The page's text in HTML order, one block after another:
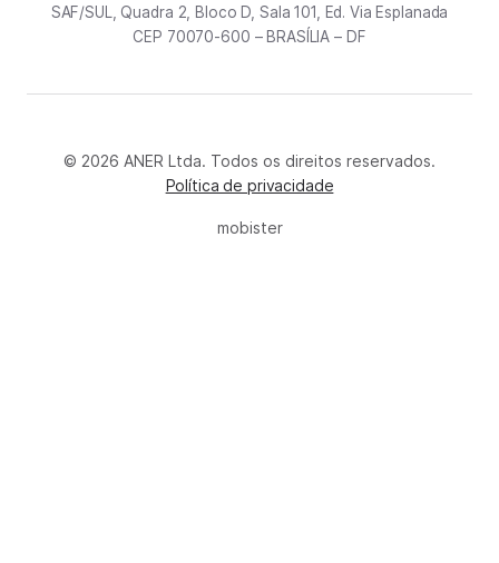
SAF/SUL, Quadra 2, Bloco D, Sala 101, Ed. Via Esplanada
CEP 70070-600 – BRASÍLIA – DF
© 2026 ANER Ltda. Todos os direitos reservados.
Política de privacidade
mobister